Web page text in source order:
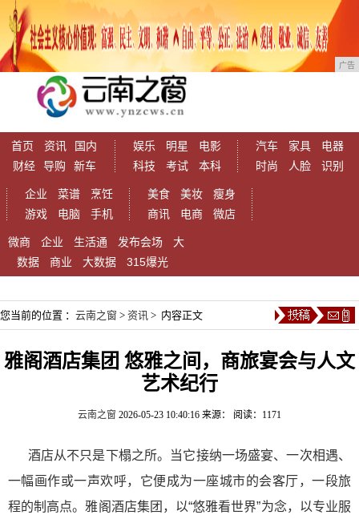
广告
首页 资讯
国内
财经
导购 新车
娱乐 明星
电影
科技
考试 本科
汽车 家具
电器
时尚
人脸 识别
企业 菜谱
烹饪
游戏
电脑 手机
美食 美妆
瘦身
商讯
电商 微店
微商 企业 生活通 发布会场
大
数据
商业 大数据 315爆光
您当前的位置 ： 云南之窗 > 资讯 > 内容正文
雅阁酒店集团 悠雅之间，商旅宴会与人文
艺术纪行
云南之窗 2026-05-23 10:40:16 来源： 阅读：1171
酒店从不只是下榻之所。当它接纳一场盛宴、一次相遇、
一幅画作或一声欢呼，它便成为一座城市的会客厅，一段旅
程的制高点。雅阁酒店集团，以“悠雅看世界”为念，以专业服